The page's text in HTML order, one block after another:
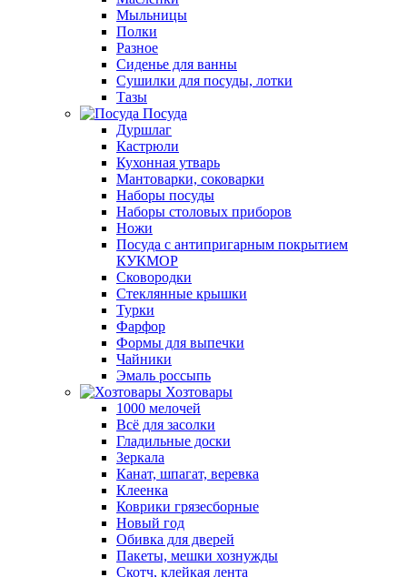
Мыльницы
Полки
Разное
Сиденье для ванны
Сушилки для посуды, лотки
Тазы
Посуда
Дуршлаг
Кастрюли
Кухонная утварь
Мантоварки, соковарки
Наборы посуды
Наборы столовых приборов
Ножи
Посуда с антипригарным покрытием
КУКМОР
Сковородки
Стеклянные крышки
Турки
Фарфор
Формы для выпечки
Чайники
Эмаль россыпь
Хозтовары
1000 мелочей
Всё для засолки
Гладильные доски
Зеркала
Канат, шпагат, веревка
Клеенка
Коврики грязесборные
Новый год
Обивка для дверей
Пакеты, мешки хознужды
Скотч, клейкая лента